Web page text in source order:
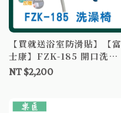
【買就送浴室防滑貼】【富
士康】FZK-185 開口洗澡
椅 可收合 有扶手 可收合洗
澡椅 U形坐墊
NT $2,200